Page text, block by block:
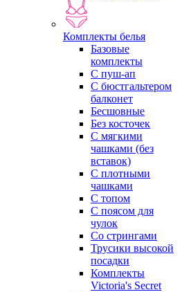
Комплекты белья
Базовые
комплекты
С пуш-ап
С бюстгальтером
балконет
Бесшовные
Без косточек
С мягкими
чашками (без
вставок)
С плотными
чашками
С топом
С поясом для
чулок
Со стрингами
Трусики высокой
посадки
Комплекты
Victoria's Secret